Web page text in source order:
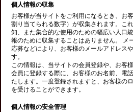
個人情報の収集
お客様が当サイトをご利用になるとき、お
割り当てられる数字）が収集されます。こ
知、また集合的な使用のための幅広い人口
報のために収集することはありません。 メ
応募などにより、お客様のメールアドレス
す。
この情報は、当サイトの会員登録や、お客
会員に登録する際に、お客様のお名前、電
たします。一度登録されますと、お客様の
を受けることができます。
個人情報の安全管理